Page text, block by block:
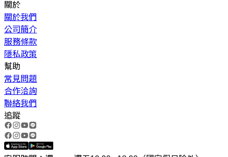
關於
關於我們
公司簡介
服務條款
隱私政策
幫助
常見問題
合作洽詢
聯絡我們
追蹤